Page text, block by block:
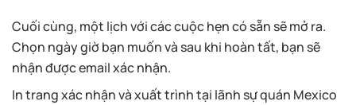
Cuối cùng, một lịch với các cuộc hẹn có sẵn sẽ mở ra.
Chọn ngày giờ bạn muốn và sau khi hoàn tất, bạn sẽ
nhận được email xác nhận.
In trang xác nhận và xuất trình tại lãnh sự quán Mexico